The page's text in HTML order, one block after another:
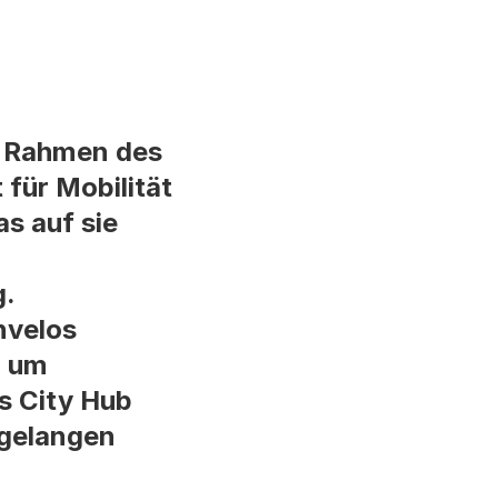
des
für Mobilität
auf sie
City Hub